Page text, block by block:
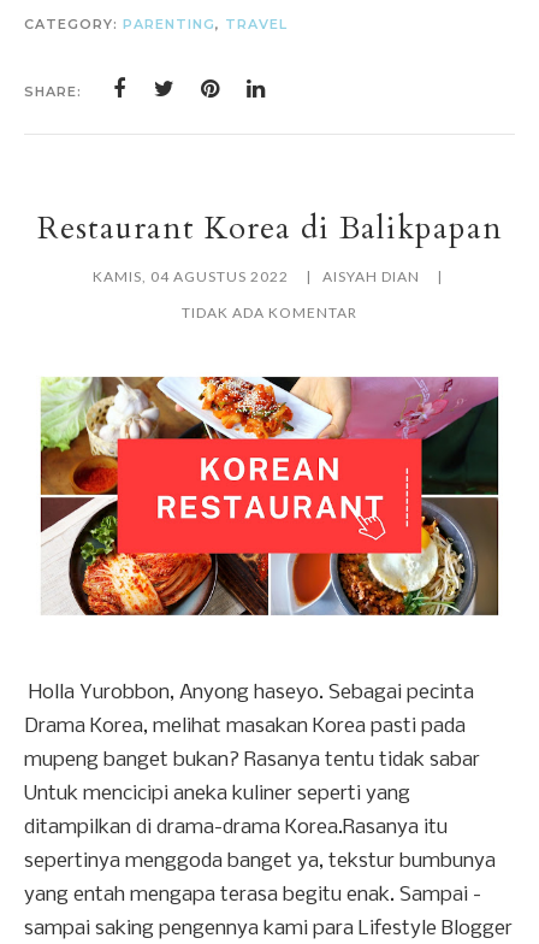
CATEGORY: PARENTING, TRAVEL
SHARE:
Restaurant Korea di Balikpapan
KAMIS, 04 AGUSTUS 2022
AISYAH DIAN
TIDAK ADA KOMENTAR
Holla Yurobbon, Anyong haseyo. Sebagai pecinta
Drama Korea, melihat masakan Korea pasti pada
mupeng banget bukan? Rasanya tentu tidak sabar
Untuk mencicipi aneka kuliner seperti yang
ditampilkan di drama-drama Korea.Rasanya itu
sepertinya menggoda banget ya, tekstur bumbunya
yang entah mengapa terasa begitu enak. Sampai -
sampai saking pengennya kami para Lifestyle Blogger